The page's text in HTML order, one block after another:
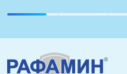
расскажем в данной статье.